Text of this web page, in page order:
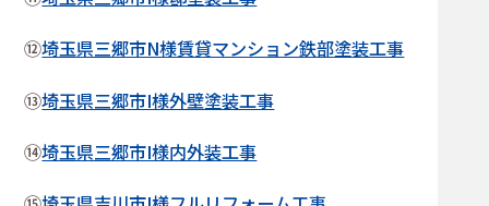
⑫埼玉県三郷市N様賃貸マンション鉄部塗装工事
⑬埼玉県三郷市I様外壁塗装工事
⑭埼玉県三郷市I様内外装工事